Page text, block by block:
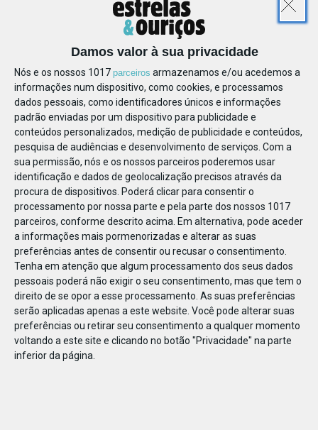
Damos valor à sua privacidade
Nós e os nossos 1017 parceiros armazenamos e/ou acedemos a
informações num dispositivo, como cookies, e processamos
dados pessoais, como identificadores únicos e informações
padrão enviadas por um dispositivo para publicidade e
conteúdos personalizados, medição de publicidade e conteúdos,
pesquisa de audiências e desenvolvimento de serviços. Com a
sua permissão, nós e os nossos parceiros poderemos usar
identificação e dados de geolocalização precisos através da
procura de dispositivos. Poderá clicar para consentir o
processamento por nossa parte e pela parte dos nossos 1017
parceiros, conforme descrito acima. Em alternativa, pode aceder
a informações mais pormenorizadas e alterar as suas
preferências antes de consentir ou recusar o consentimento.
Tenha em atenção que algum processamento dos seus dados
pessoais poderá não exigir o seu consentimento, mas que tem o
direito de se opor a esse processamento. As suas preferências
serão aplicadas apenas a este website. Você pode alterar suas
preferências ou retirar seu consentimento a qualquer momento
voltando a este site e clicando no botão "Privacidade" na parte
inferior da página.
124460274865812